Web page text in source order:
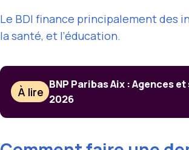
Le BDI finance principalement des
la santé, et l’éducation.
À lire
BNP Paribas Aix : Agences
2026